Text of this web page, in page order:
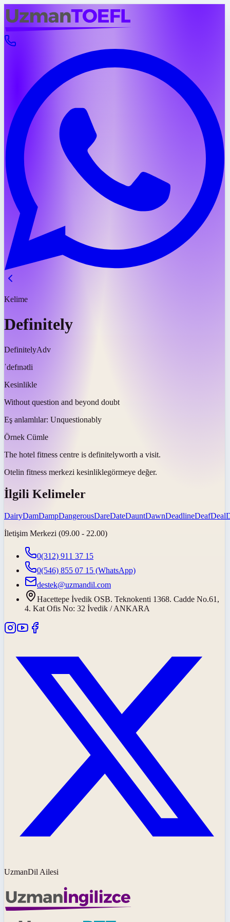
Kelime
Definitely
DefinitelyAdv
ˈdefɪnətli
Kesinlikle
Without question and beyond doubt
Eş anlamlılar: Unquestionably
Örnek Cümle
The hotel fitness centre is definitelyworth a visit.
Otelin fitness merkezi kesinliklegörmeye değer.
İlgili Kelimeler
DairyDamDampDangerousDareDateDauntDawnDeadlineDeafDeal
İletişim Merkezi (09.00 - 22.00)
0(312) 911 37 15
0(546) 855 07 15 (WhatsApp)
destek@uzmandil.com
Hacettepe İvedik OSB. Teknokenti 1368. Cadde No.61,
4. Kat Ofis No: 32 İvedik / ANKARA
UzmanDil Ailesi